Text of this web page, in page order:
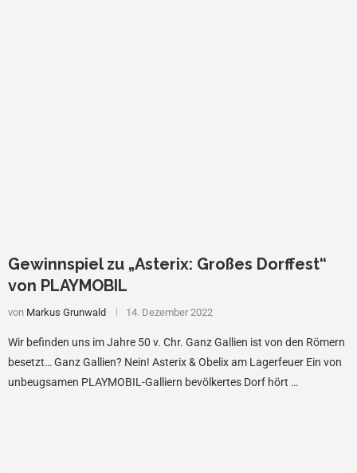
Gewinnspiel zu „Asterix: Großes Dorffest“
von PLAYMOBIL
von Markus Grunwald 14. Dezember 2022
Wir befinden uns im Jahre 50 v. Chr. Ganz Gallien ist von den Römern
besetzt… Ganz Gallien? Nein! Asterix & Obelix am Lagerfeuer Ein von
unbeugsamen PLAYMOBIL-Galliern bevölkertes Dorf hört …